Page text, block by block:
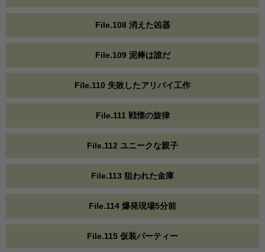
File.108 消えた凶器
File.109 泥棒は誰だ
File.110 失敗したアリバイ工作
File.111 戦慄の旋律
File.112 ユニークな親子
File.113 狙われた金庫
File.114 爆発現場5分前
File.115 仮装パーティー